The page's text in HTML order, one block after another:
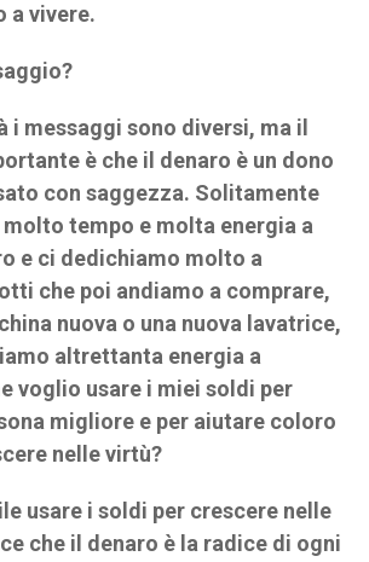
a vivere.
i messaggi sono diversi, ma il
è che il denaro è un dono
con saggezza. Solitamente
tempo e molta energia a
e ci dedichiamo molto a
che poi andiamo a comprare,
nuova o una nuova lavatrice,
altrettanta energia a
voglio usare i miei soldi per
migliore e per aiutare coloro
nelle virtù?
usare i soldi per crescere nelle
che il denaro è la radice di ogni